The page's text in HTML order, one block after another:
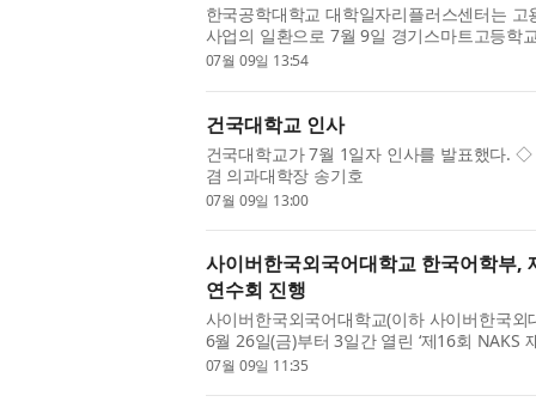
한국공학대학교 대학일자리플러스센터는
사업의 일환으로 7월 9일 경기스마트고등학
고맞고 목표설정 및 취업전략 수립 프로그램
07월 09일 13:54
건국대학교 인사
건국대학교가 7월 1일자 인사를 발표했다.
겸 의과대학장 송기호
07월 09일 13:00
사이버한국외국어대학교 한국어학부,
연수회 진행
사이버한국외국어대학교(이하 사이버한국
6월 26일(금)부터 3일간 열린 ‘제16회 NAKS
육과정 기획과 강의를 성공적으로 진행했다
07월 09일 11:35